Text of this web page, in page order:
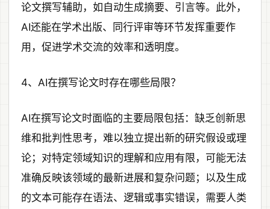
论文撰写辅助，如自动生成摘要、引言等。此外，
AI还能在学术出版、同行评审等环节发挥重要作
用，促进学术交流的效率和透明度。
4、AI在撰写论文时存在哪些局限？
AI在撰写论文时面临的主要局限包括：缺乏创新思
维和批判性思考，难以独立提出新的研究假设或理
论；对特定领域知识的理解和应用有限，可能无法
准确反映该领域的最新进展和复杂问题；以及生成
的文本可能存在语法、逻辑或事实错误，需要人类